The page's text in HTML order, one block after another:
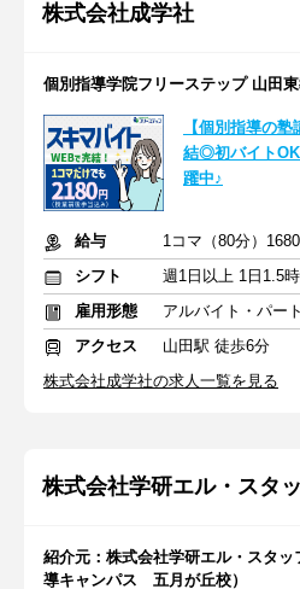
株式会社成学社
個別指導学院フリーステップ 山田
【個別指導の
結◎初バイト
躍中♪
給与
シフト
雇用形態
アルバイト・パート
アクセス
山田駅 徒歩6分
株式会社成学社の求人一覧を見る
株式会社学研エル・スタ
紹介元：株式会社学研エル・スタ
導キャンパス 五月が丘校）